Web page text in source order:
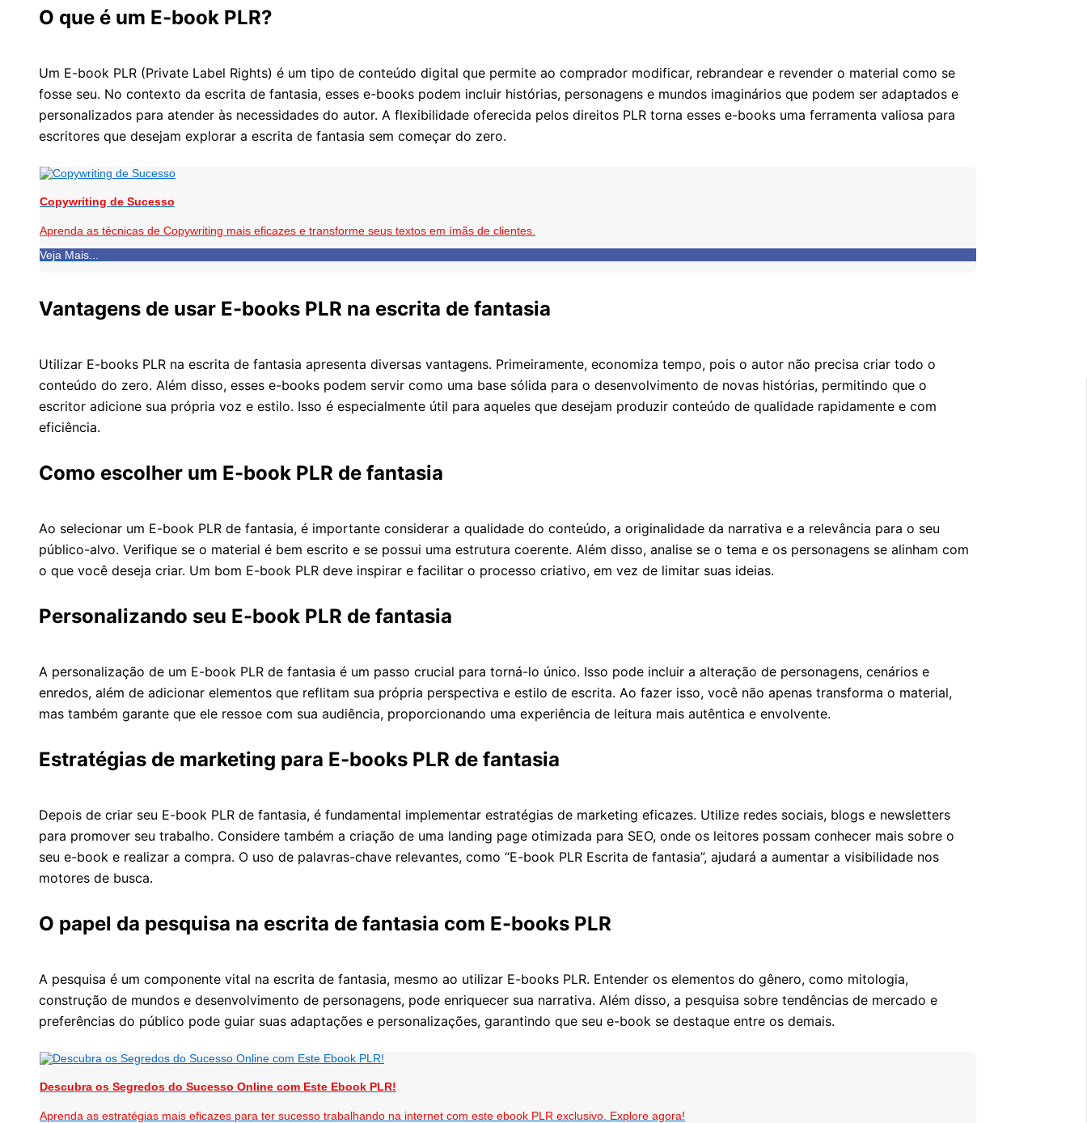
O que é um E-book PLR?
Um E-book PLR (Private Label Rights) é um tipo de conteúdo digital que permite ao comprador modificar, rebrandear e revender o material como se
fosse seu. No contexto da escrita de fantasia, esses e-books podem incluir histórias, personagens e mundos imaginários que podem ser adaptados e
personalizados para atender às necessidades do autor. A flexibilidade oferecida pelos direitos PLR torna esses e-books uma ferramenta valiosa para
escritores que desejam explorar a escrita de fantasia sem começar do zero.
Copywriting de Sucesso
Aprenda as técnicas de Copywriting mais eficazes e transforme seus textos em ímãs de clientes.
Veja Mais...
Vantagens de usar E-books PLR na escrita de fantasia
Utilizar E-books PLR na escrita de fantasia apresenta diversas vantagens. Primeiramente, economiza tempo, pois o autor não precisa criar todo o
conteúdo do zero. Além disso, esses e-books podem servir como uma base sólida para o desenvolvimento de novas histórias, permitindo que o
escritor adicione sua própria voz e estilo. Isso é especialmente útil para aqueles que desejam produzir conteúdo de qualidade rapidamente e com
eficiência.
Como escolher um E-book PLR de fantasia
Ao selecionar um E-book PLR de fantasia, é importante considerar a qualidade do conteúdo, a originalidade da narrativa e a relevância para o seu
público-alvo. Verifique se o material é bem escrito e se possui uma estrutura coerente. Além disso, analise se o tema e os personagens se alinham com
o que você deseja criar. Um bom E-book PLR deve inspirar e facilitar o processo criativo, em vez de limitar suas ideias.
Personalizando seu E-book PLR de fantasia
A personalização de um E-book PLR de fantasia é um passo crucial para torná-lo único. Isso pode incluir a alteração de personagens, cenários e
enredos, além de adicionar elementos que reflitam sua própria perspectiva e estilo de escrita. Ao fazer isso, você não apenas transforma o material,
mas também garante que ele ressoe com sua audiência, proporcionando uma experiência de leitura mais autêntica e envolvente.
Estratégias de marketing para E-books PLR de fantasia
Depois de criar seu E-book PLR de fantasia, é fundamental implementar estratégias de marketing eficazes. Utilize redes sociais, blogs e newsletters
para promover seu trabalho. Considere também a criação de uma landing page otimizada para SEO, onde os leitores possam conhecer mais sobre o
seu e-book e realizar a compra. O uso de palavras-chave relevantes, como “E-book PLR Escrita de fantasia”, ajudará a aumentar a visibilidade nos
motores de busca.
O papel da pesquisa na escrita de fantasia com E-books PLR
A pesquisa é um componente vital na escrita de fantasia, mesmo ao utilizar E-books PLR. Entender os elementos do gênero, como mitologia,
construção de mundos e desenvolvimento de personagens, pode enriquecer sua narrativa. Além disso, a pesquisa sobre tendências de mercado e
preferências do público pode guiar suas adaptações e personalizações, garantindo que seu e-book se destaque entre os demais.
Descubra os Segredos do Sucesso Online com Este Ebook PLR!
Aprenda as estratégias mais eficazes para ter sucesso trabalhando na internet com este ebook PLR exclusivo. Explore agora!